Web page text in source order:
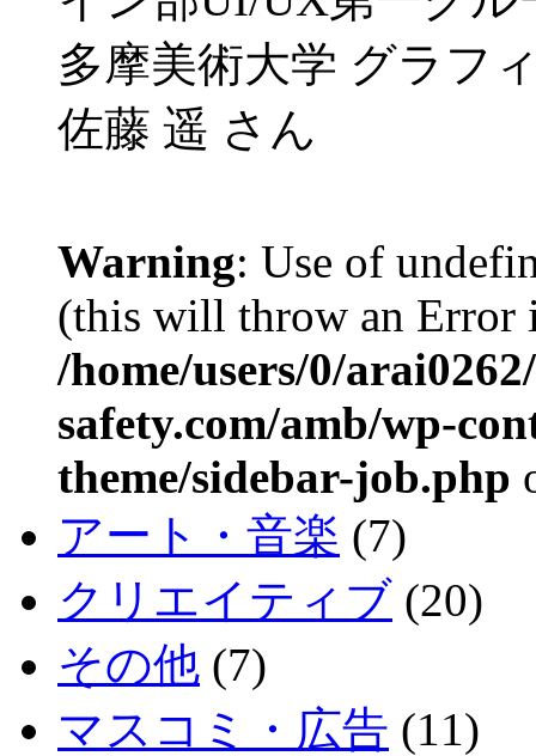
多摩美術大学 グラフ
佐藤 遥 さん
Warning: Use of
(this will throw an Error
/home/users/0/
safety.com/amb/wp-
theme/sidebar-job.php
アート・音楽 (7)
クリエイティブ (20)
その他 (7)
マスコミ・広告 (11)